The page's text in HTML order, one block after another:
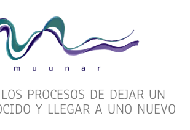
PROCESOS DE DEJAR UN
Y LLEGAR A UNO NUEVO